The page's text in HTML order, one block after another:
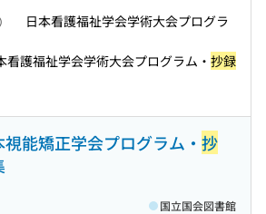
日本看護福祉学会学術大会プログラ
看護福祉学会学術大会プログラム・ 抄録
視能矯正学会プログラム・ 抄
国立国会図書館